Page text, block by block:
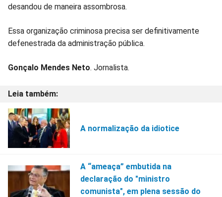
desandou de maneira assombrosa.
Essa organização criminosa precisa ser definitivamente
defenestrada da administração pública.
Gonçalo Mendes Neto. Jornalista.
A normalização da idiotice
A “ameaça” embutida na
declaração do "ministro
comunista", em plena sessão do